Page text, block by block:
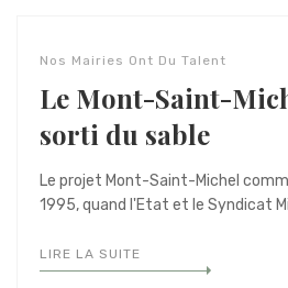
Nos Mairies Ont Du Talent
Le Mont-Saint-
sorti du sable
Le projet Mont-Saint-Michel
1995, quand l'Etat et le Syndicat
LIRE LA SUITE